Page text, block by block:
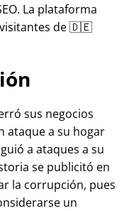
La plataforma
visitantes de 🇩🇪
sus negocios
ataque a su hogar
a ataques a su
se publicitó en
la corrupción, pues
un